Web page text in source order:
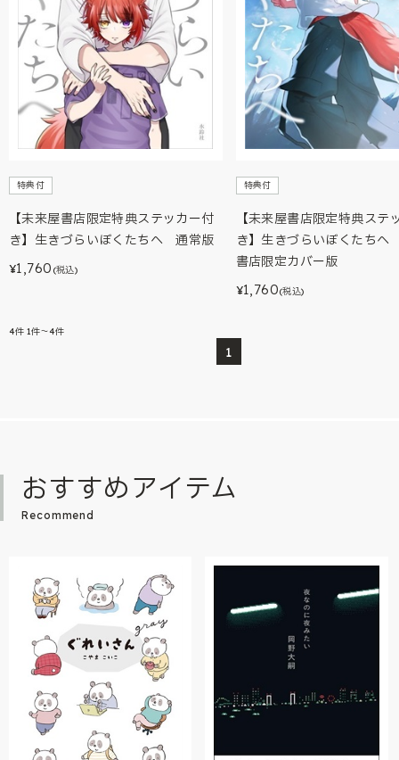
特典付
【未来屋書店限定特典ステッカー付
き】生きづらいぼくたちへ 通常版
¥1,760 (税込)
特典付
【未来屋書店限定特典ステ
き】生きづらいぼくたち
書店限定カバー版
¥1,760(税込)
4件 1件～4件
1
おすすめアイテム
Recommend